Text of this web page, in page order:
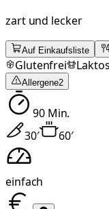
zart und lecker
Auf Einkaufsliste
Glutenfrei
Allergene2
90Min.
30′ 60′
einfach